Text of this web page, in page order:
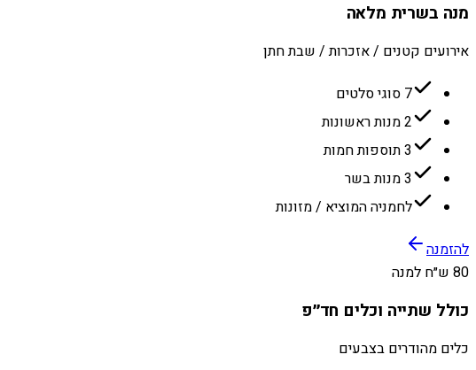
מנה בשרית מלאה
אירועים קטנים / אזכרות / שבת חתן
7 סוגי סלטים
2 מנות ראשונות
3 תוספות חמות
3 מנות בשר
לחמניה המוציא / מזונות
להזמנה
80 ש״ח למנה
כולל שתייה וכלים חד״פ
כלים מהודרים בצבעים